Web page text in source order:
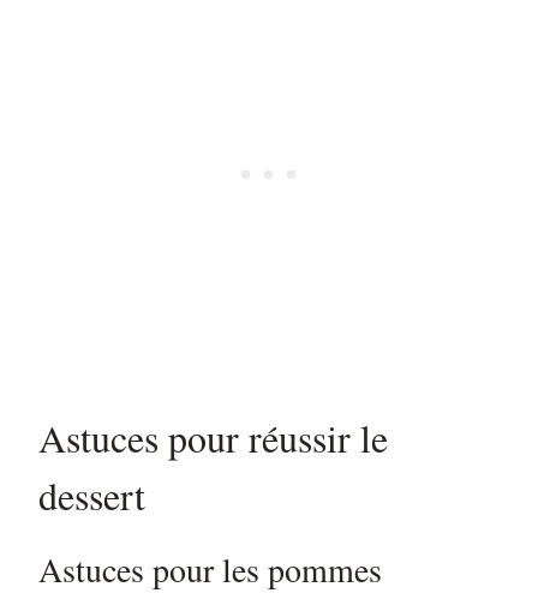
Astuces pour réussir le
dessert
Astuces pour les pommes